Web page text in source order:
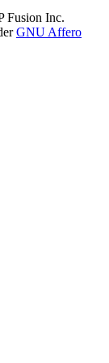
Fusion Inc.
GNU Affero